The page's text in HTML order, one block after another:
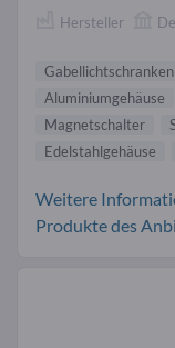
Hersteller
Gabellichtschranken
Aluminiumgehäuse
Magnetschalter
Edelstahlgehäuse
Weitere
Produkte des